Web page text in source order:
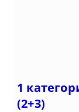
1
(2+3)